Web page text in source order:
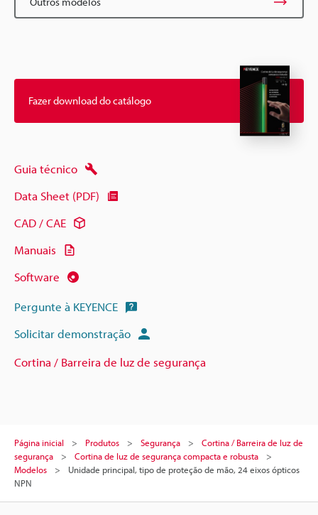
Fazer download do catálogo
Guia técnico
Data Sheet (PDF)
CAD / CAE
Manuais
Software
Pergunte à KEYENCE
Solicitar demonstração
Cortina / Barreira de luz de segurança
Página inicial Produtos Segurança
Cortina / Barreira de luz de
segurança
Cortina de luz de segurança compacta e robusta
Modelos
Unidade principal, tipo de proteção de mão, 24 eixos ópticos
NPN